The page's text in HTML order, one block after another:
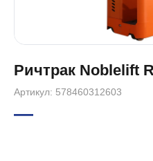
Ричтрак Noblelift
Артикул: 578460312603
—